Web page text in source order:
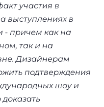
участия в
выступлениях в
- причем как на
так и на
Дизайнерам
подтверждения
шоу и